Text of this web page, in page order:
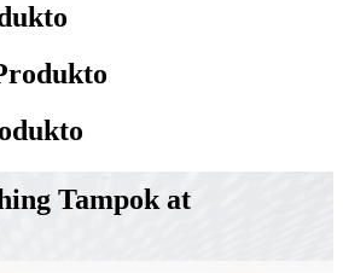
Tampok at